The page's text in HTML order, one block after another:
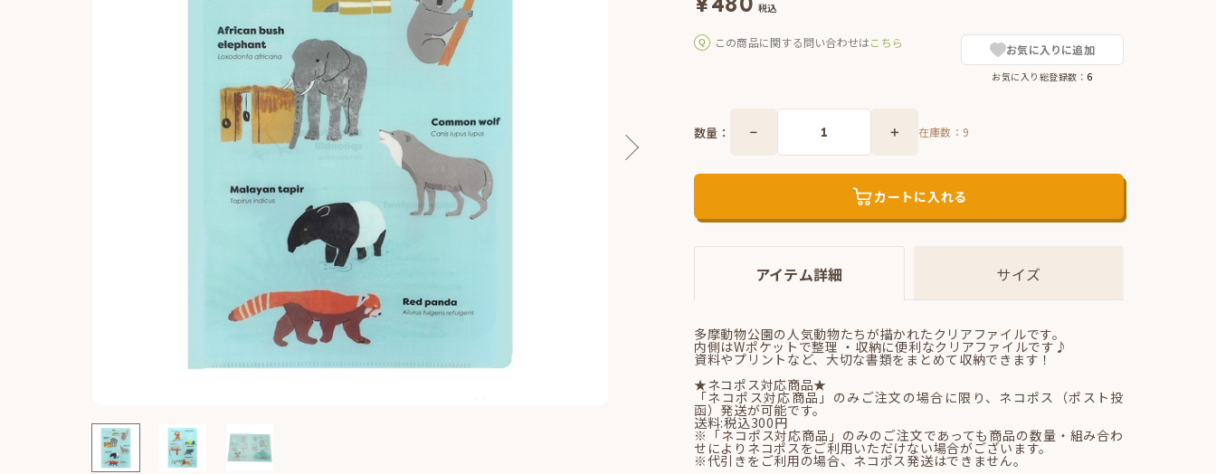
税込
この商品に関する問い合わせはこちら お気に入りに追加
お気に入り総登録数： 6
数量： 在庫数： 9
カートに入れる
アイテム詳細 サイズ
多摩動物公園の人気動物たちが描かれたクリアファイルです。
内側はWポケットで整理 ・収納に便利なクリアファイルです♪
資料やプリントなど、大切な書類をまとめて収納できます！
★ネコポス対応商品★
「ネコポス対応商品」のみご注文の場合に限り、ネコポス（ポスト投
函）発送が可能です。
送料:税込300円
※「ネコポス対応商品」のみのご注文であっても商品の数量・組み合わ
せによりネコポスをご利用いただけない場合がございます。
※代引きをご利用の場合、ネコポス発送はできません。